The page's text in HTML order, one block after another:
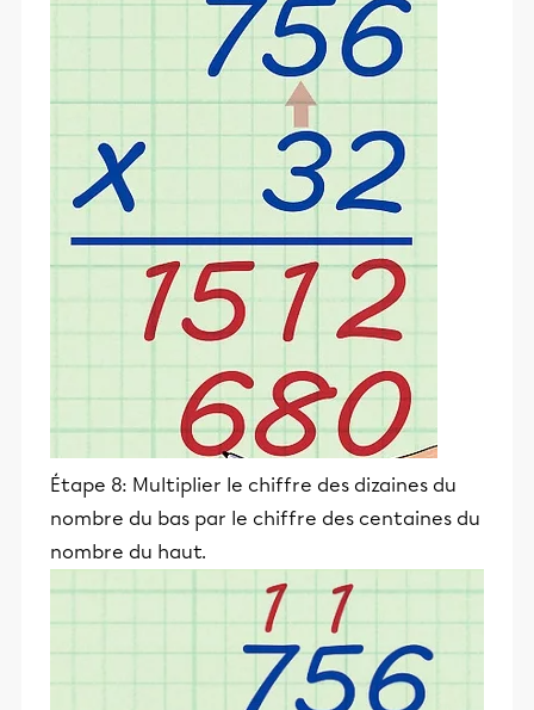
Étape 8: Multiplier le chiffre des dizaines du
nombre du bas par le chiffre des centaines du
nombre du haut.